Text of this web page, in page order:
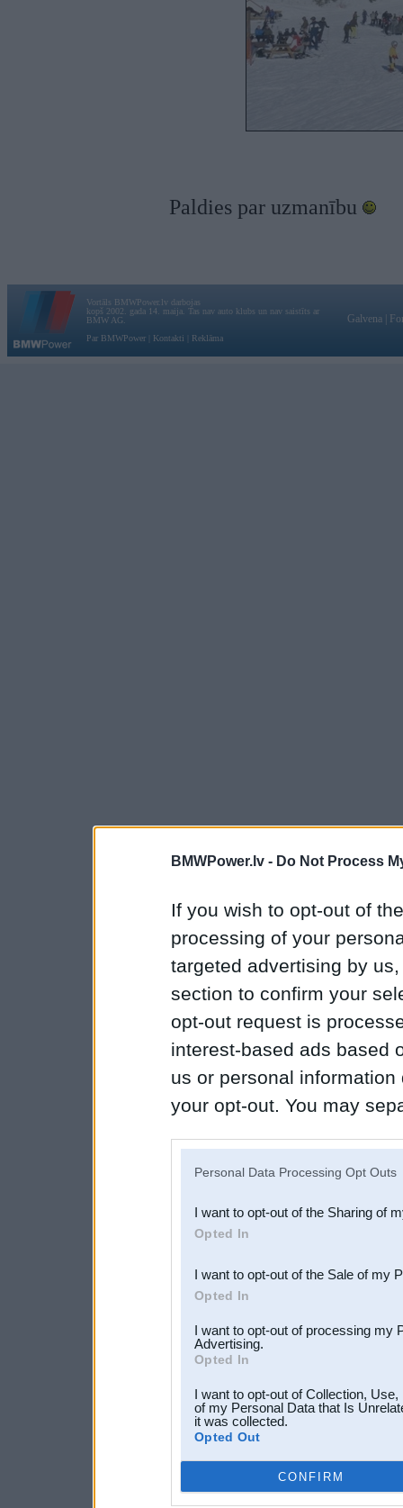
BMWPower.lv - Do Not Process
If you wish to opt-out of
processing of your
targeted advertising by
section to confirm your
opt-out request is
interest-based ads based
us or personal
your opt-out. You may
Downstream Participants
third parties.
Personal Data Processing Opt Outs
I want to opt-out of the Sharing of
Opted In
I want to opt-out of the Sale of my
Opted In
I want to opt-out of processing my
Advertising.
Opted In
I want to opt-out of Collection,
of my Personal Data that Is
it was collected.
Opted Out
CONFIRM
Paldies par uzmanību
Vortāls BMWPower.lv darbojas
kopš 2002. gada 14. maija. Tas nav auto klubs un nav saistīts ar
BMW AG.
Par BMWPower
Kontakti Reklāma
Galvena